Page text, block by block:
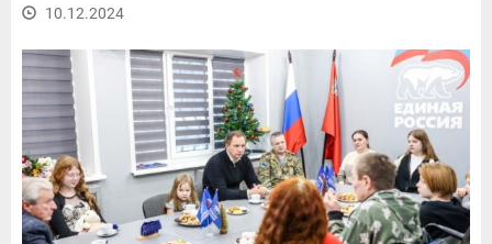
10.12.2024